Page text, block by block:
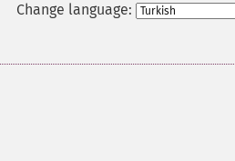
Change language: